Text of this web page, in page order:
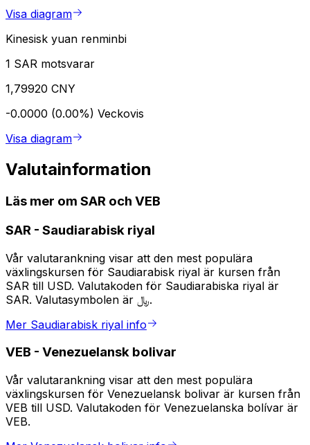
Visa diagram
Kinesisk yuan renminbi
1 SAR motsvarar
1,79920 CNY
-0.0000 (0.00%) Veckovis
Visa diagram
Valutainformation
Läs mer om SAR och VEB
SAR - Saudiarabisk riyal
Vår valutarankning visar att den mest populära
växlingskursen för Saudiarabisk riyal är kursen från
SAR till USD. Valutakoden för Saudiarabiska riyal är
SAR. Valutasymbolen är ﷼.
Mer Saudiarabisk riyal info
VEB - Venezuelansk bolivar
Vår valutarankning visar att den mest populära
växlingskursen för Venezuelansk bolivar är kursen från
VEB till USD. Valutakoden för Venezuelanska bolívar är
VEB.